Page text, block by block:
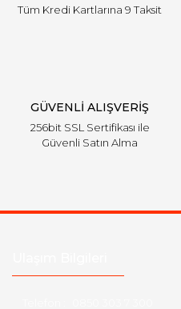
Tüm Kredi Kartlarına 9 Taksit
GÜVENLİ ALIŞVERİŞ
256bit SSL Sertifikası ile
Güvenli Satın Alma